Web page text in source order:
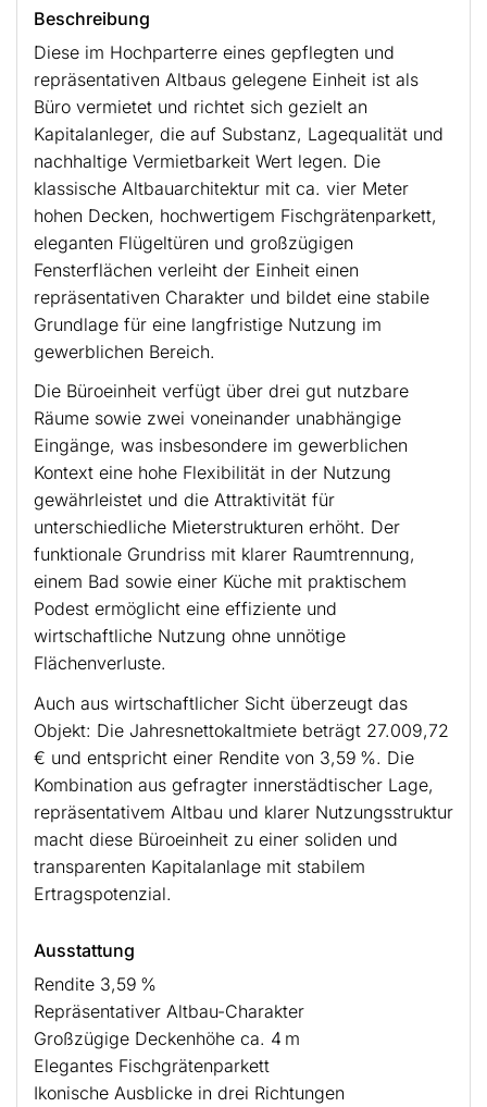
Beschreibung
Diese im Hochparterre eines gepflegten und
repräsentativen Altbaus gelegene Einheit ist als
Büro vermietet und richtet sich gezielt an
Kapitalanleger, die auf Substanz, Lagequalität und
nachhaltige Vermietbarkeit Wert legen. Die
klassische Altbauarchitektur mit ca. vier Meter
hohen Decken, hochwertigem Fischgrätenparkett,
eleganten Flügeltüren und großzügigen
Fensterflächen verleiht der Einheit einen
repräsentativen Charakter und bildet eine stabile
Grundlage für eine langfristige Nutzung im
gewerblichen Bereich.
Die Büroeinheit verfügt über drei gut nutzbare
Räume sowie zwei voneinander unabhängige
Eingänge, was insbesondere im gewerblichen
Kontext eine hohe Flexibilität in der Nutzung
gewährleistet und die Attraktivität für
unterschiedliche Mieterstrukturen erhöht. Der
funktionale Grundriss mit klarer Raumtrennung,
einem Bad sowie einer Küche mit praktischem
Podest ermöglicht eine effiziente und
wirtschaftliche Nutzung ohne unnötige
Flächenverluste.
Auch aus wirtschaftlicher Sicht überzeugt das
Objekt: Die Jahresnettokaltmiete beträgt 27.009,72
€ und entspricht einer Rendite von 3,59 %. Die
Kombination aus gefragter innerstädtischer Lage,
repräsentativem Altbau und klarer Nutzungsstruktur
macht diese Büroeinheit zu einer soliden und
transparenten Kapitalanlage mit stabilem
Ertragspotenzial.
Ausstattung
Rendite 3,59 %
Repräsentativer Altbau-Charakter
Großzügige Deckenhöhe ca. 4 m
Elegantes Fischgrätenparkett
Ikonische Ausblicke in drei Richtungen